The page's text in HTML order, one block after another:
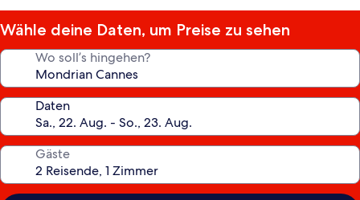
Wähle deine Daten, um Preise zu sehen
Wo soll’s hingehen?
Daten
Gäste